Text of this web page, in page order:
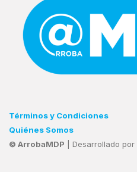
Términos y Condiciones
Quiénes Somos
© ArrobaMDP | Desarrollado por